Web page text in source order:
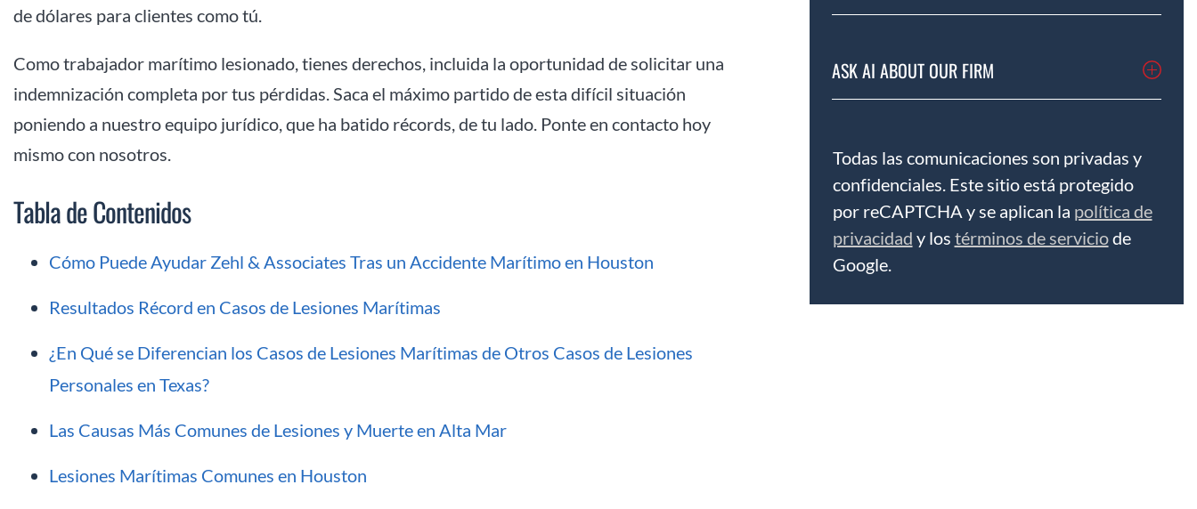
de dólares para clientes como tú.
Como trabajador marítimo lesionado, tienes derechos, incluida la oportunidad de solicitar una
indemnización completa por tus pérdidas. Saca el máximo partido de esta difícil situación
poniendo a nuestro equipo jurídico, que ha batido récords, de tu lado. Ponte en contacto hoy
mismo con nosotros.
Tabla de Contenidos
Cómo Puede Ayudar Zehl & Associates Tras un Accidente Marítimo en Houston
Resultados Récord en Casos de Lesiones Marítimas
¿En Qué se Diferencian los Casos de Lesiones Marítimas de Otros Casos de Lesiones
Personales en Texas?
Las Causas Más Comunes de Lesiones y Muerte en Alta Mar
Lesiones Marítimas Comunes en Houston
ASK AI ABOUT OUR FIRM
Todas las comunicaciones son privadas y
confidenciales. Este sitio está protegido
por reCAPTCHA y se aplican la política de
privacidad y los términos de serviciode
Google.